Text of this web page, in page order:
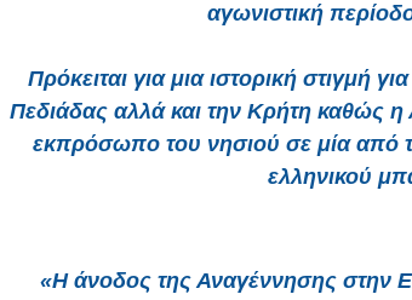
αγωνιστική
Πρόκειται για μια ιστορική στιγμή
Πεδιάδας αλλά και την Κρήτη καθώς
εκπρόσωπο του νησιού σε μία από
ελληνικού
«Η άνοδος της Αναγέννησης στην